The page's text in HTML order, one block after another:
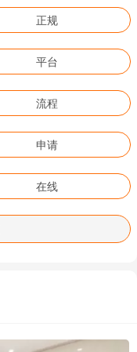
正规
平台
流程
申请
在线